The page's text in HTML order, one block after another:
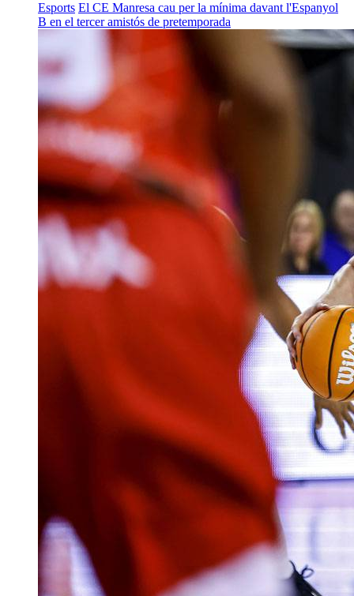
Esports El CE Manresa cau per la mínima davant l'Espanyol
B en el tercer amistós de pretemporada